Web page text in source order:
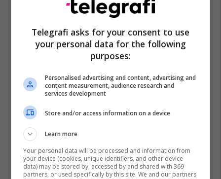
Telegrafi asks for your consent to use
your personal data for the following
purposes:
Personalised advertising and content, advertising and
content measurement, audience research and
services development
Store and/or access information on a device
Learn more
Your personal data will be processed and information from
your device (cookies, unique identifiers, and other device
data) may be stored by, accessed by and shared with 369
partners, or used specifically by this site. We and our partners